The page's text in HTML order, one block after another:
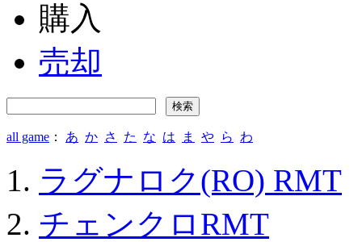
購入
売却
all game ： あ か さ た な は ま や ら わ
ラグナロク(RO) RMT
チェンクロRMT